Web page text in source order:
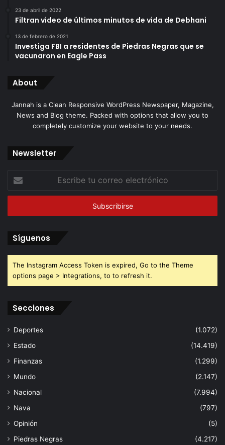
23 de abril de 2022
Filtran video de últimos minutos de vida de Debhani
13 de febrero de 2021
Investiga FBI a residentes de Piedras Negras que se
vacunaron en Eagle Pass
About
Jannah is a Clean Responsive WordPress Newspaper, Magazine,
News and Blog theme. Packed with options that allow you to
completely customize your website to your needs.
Newsletter
correo
Síguenos
The Instagram Access Token is expired, Go to the Theme
options page > Integrations, to to refresh it.
Secciones
Deportes
(1.072)
Estado
(14.419)
Finanzas
(1.299)
Mundo
(2.147)
Nacional
(7.994)
Nava
(797)
Opinión
(5)
Piedras Negras
(4.217)